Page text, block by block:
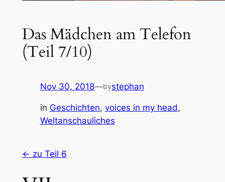
Das Mädchen am Telefon
(Teil 7/10)
Nov 30, 2018—bystephan
in Geschichten, voices in my head
Weltanschauliches
<- zu Teil 6